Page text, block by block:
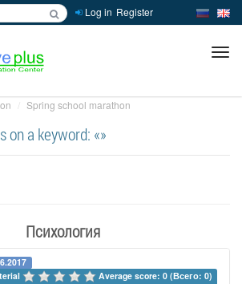
Log in Register
Spring school marathon
on a keyword: «»
Психология
Average score: 0 (Всего: 0)